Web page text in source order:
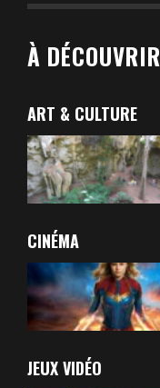
À DÉCOUVRIR
ART & CULTURE
CINÉMA
JEUX VIDÉO